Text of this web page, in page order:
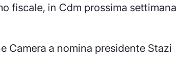
fiscale, in Cdm prossima settimana
Camera a nomina presidente Stazi